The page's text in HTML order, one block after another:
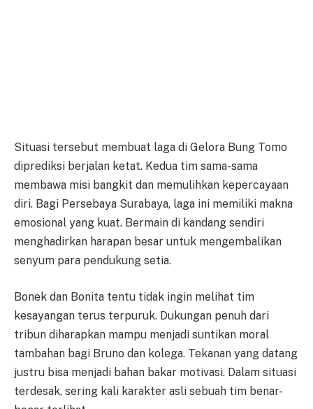
Situasi tersebut membuat laga di Gelora Bung Tomo
diprediksi berjalan ketat. Kedua tim sama-sama
membawa misi bangkit dan memulihkan kepercayaan
diri. Bagi Persebaya Surabaya, laga ini memiliki makna
emosional yang kuat. Bermain di kandang sendiri
menghadirkan harapan besar untuk mengembalikan
senyum para pendukung setia.
Bonek dan Bonita tentu tidak ingin melihat tim
kesayangan terus terpuruk. Dukungan penuh dari
tribun diharapkan mampu menjadi suntikan moral
tambahan bagi Bruno dan kolega. Tekanan yang datang
justru bisa menjadi bahan bakar motivasi. Dalam situasi
terdesak, sering kali karakter asli sebuah tim benar-